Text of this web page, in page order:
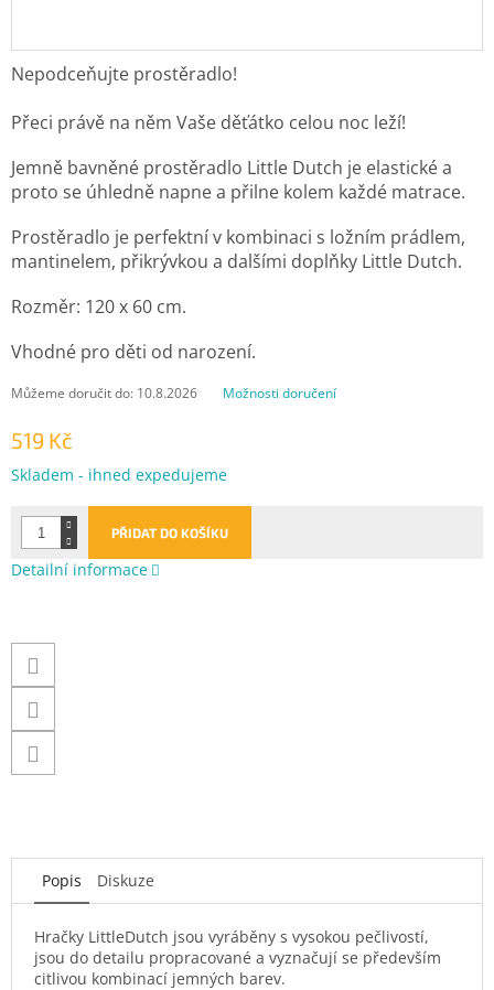
519 Kč
Měrná
Skladem - ihned expedujeme
Můžeme doručit do: 10.8.2026 Možnosti doručení
PŘIDAT DO KOŠÍKU
Nepodceňujte prostěradlo!
Přeci právě na něm Vaše děťátko celou noc leží!
Jemně bavněné prostěradlo Little Dutch je elastické a
proto se úhledně napne a přilne kolem každé matrace.
Prostěradlo je perfektní v kombinaci s ložním prádlem,
mantinelem, přikrývkou a dalšími doplňky Little Dutch.
Rozměr: 120 x 60 cm.
Vhodné pro děti od narození.
Detailní informace
Popis Diskuze
Hračky LittleDutch jsou vyráběny s vysokou pečlivostí,
jsou do detailu propracované a vyznačují se především
citlivou kombinací jemných barev.